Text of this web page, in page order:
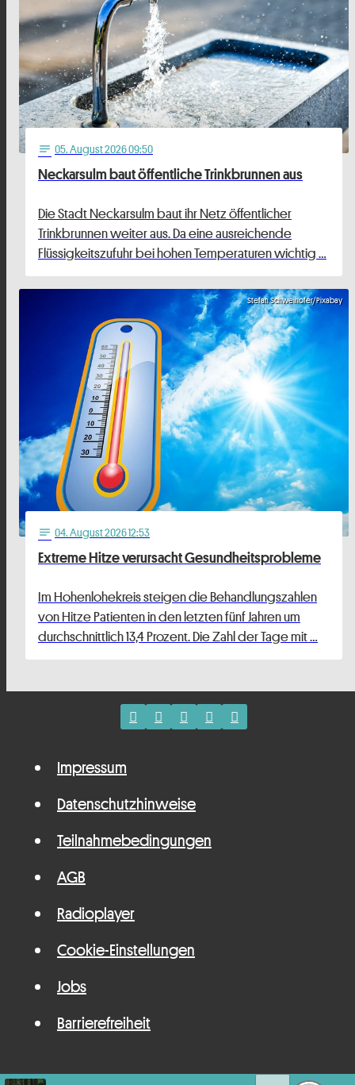
notes 05. August 2026 09:50
Neckarsulm baut öffentliche Trinkbrunnen aus
Die Stadt Neckarsulm baut ihr Netz öffentlicher
Trinkbrunnen weiter aus. Da eine ausreichende
Flüssigkeitszufuhr bei hohen Temperaturen wichtig …
Stefan Schweihofer/Pixabay
notes 04. August 2026 12:53
Extreme Hitze verursacht Gesundheitsprobleme
Im Hohenlohekreis steigen die Behandlungszahlen
von Hitze Patienten in den letzten fünf Jahren um
durchschnittlich 13,4 Prozent. Die Zahl der Tage mit …
Impressum
Datenschutzhinweise
Teilnahmebedingungen
AGB
Radioplayer
Cookie-Einstellungen
Jobs
Barrierefreiheit